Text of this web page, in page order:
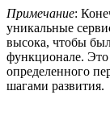
Примечание:
уникальные
высока, чтобы
функционале. Это
определенного
шагами развития.